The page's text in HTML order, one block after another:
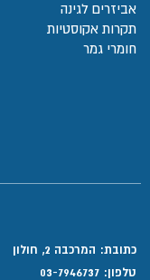
אביזרים לגינה
תקרות אקוסטיות
חומרי גמר
כתובת: המרכבה 2, חולון
טלפון: 03-7946737